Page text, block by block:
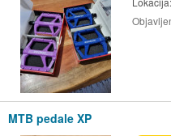
MTB pedale XP